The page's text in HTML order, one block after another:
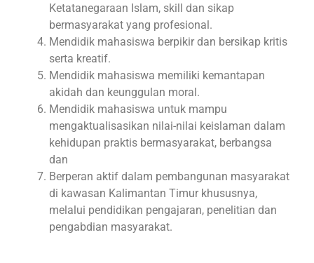
Ketatanegaraan Islam, skill dan sikap
bermasyarakat yang profesional.
Mendidik mahasiswa berpikir dan bersikap kritis
serta kreatif.
Mendidik mahasiswa memiliki kemantapan
akidah dan keunggulan moral.
Mendidik mahasiswa untuk mampu
mengaktualisasikan nilai-nilai keislaman dalam
kehidupan praktis bermasyarakat, berbangsa
dan
Berperan aktif dalam pembangunan masyarakat
di kawasan Kalimantan Timur khususnya,
melalui pendidikan pengajaran, penelitian dan
pengabdian masyarakat.